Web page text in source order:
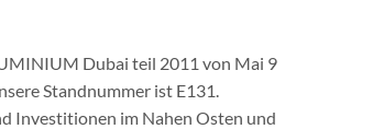
Dubai teil 2011 von Mai 9
Standnummer ist E131.
Investitionen im Nahen Osten und